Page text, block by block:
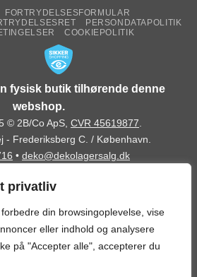
privatliv
din browsingoplevelse, vise
eller indhold og analysere
på "Accepter alle", accepterer du
FORTRYDELSESFORMULAR
PERSONDATAPOLITIK
COOKIEPOLITIK
fysisk butik tilhørende denne
webshop.
© 2B/Co ApS, CVR 45619877.
- Frederiksberg C. / København.
• deko@dekolagersalg.dk